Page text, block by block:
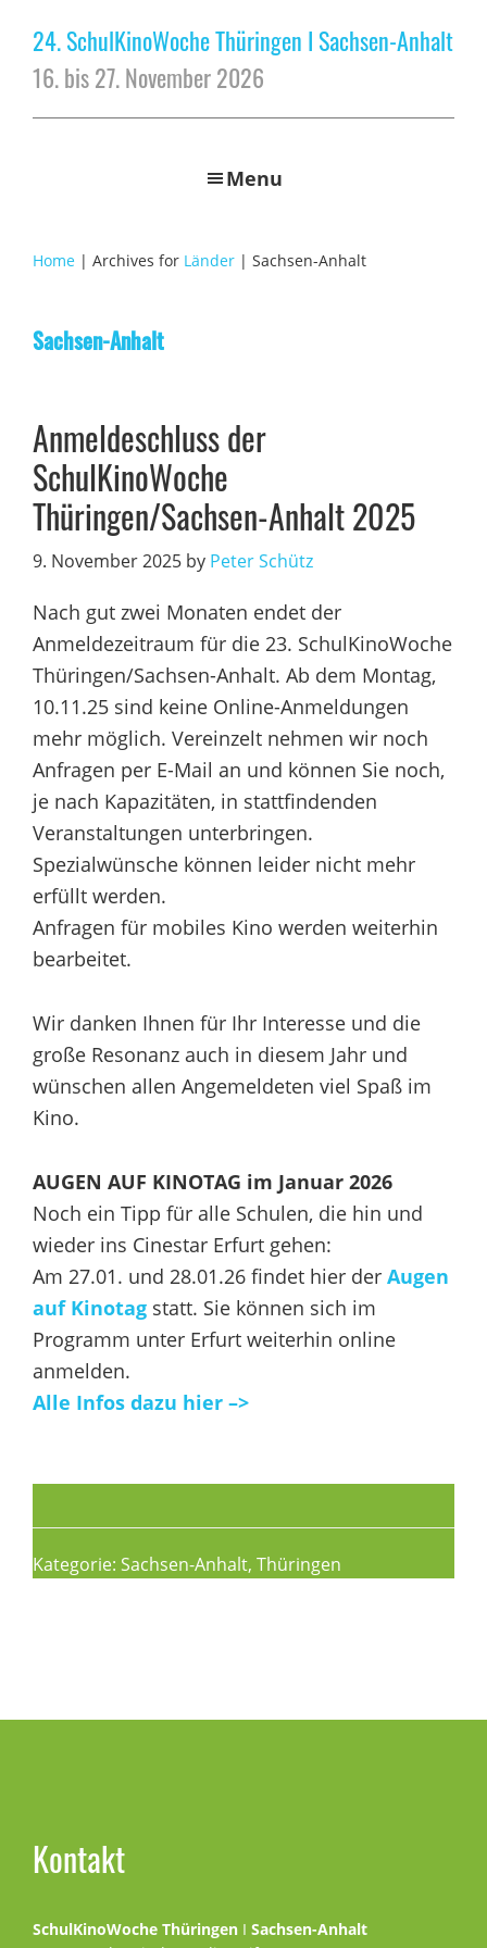
24. SchulKinoWoche Thüringen I Sachsen-Anhalt
16. bis 27. November 2026
Menu
Home | Archives for Länder | Sachsen-Anhalt
Sachsen-Anhalt
Anmeldeschluss der
SchulKinoWoche
Thüringen/Sachsen-Anhalt 2025
9. November 2025 by Peter Schütz
Nach gut zwei Monaten endet der
Anmeldezeitraum für die 23. SchulKinoWoche
Thüringen/Sachsen-Anhalt. Ab dem Montag,
10.11.25 sind keine Online-Anmeldungen
mehr möglich. Vereinzelt nehmen wir noch
Anfragen per E-Mail an und können Sie noch,
je nach Kapazitäten, in stattfindenden
Veranstaltungen unterbringen.
Spezialwünsche können leider nicht mehr
erfüllt werden.
Anfragen für mobiles Kino werden weiterhin
bearbeitet.
Wir danken Ihnen für Ihr Interesse und die
große Resonanz auch in diesem Jahr und
wünschen allen Angemeldeten viel Spaß im
Kino.
AUGEN AUF KINOTAG im Januar 2026
Noch ein Tipp für alle Schulen, die hin und
wieder ins Cinestar Erfurt gehen:
Am 27.01. und 28.01.26 findet hier der Augen
auf Kinotag statt. Sie können sich im
Programm unter Erfurt weiterhin online
anmelden.
Alle Infos dazu hier –>
Kategorie: Sachsen-Anhalt, Thüringen
Kontakt
SchulKinoWoche Thüringen I Sachsen-Anhalt